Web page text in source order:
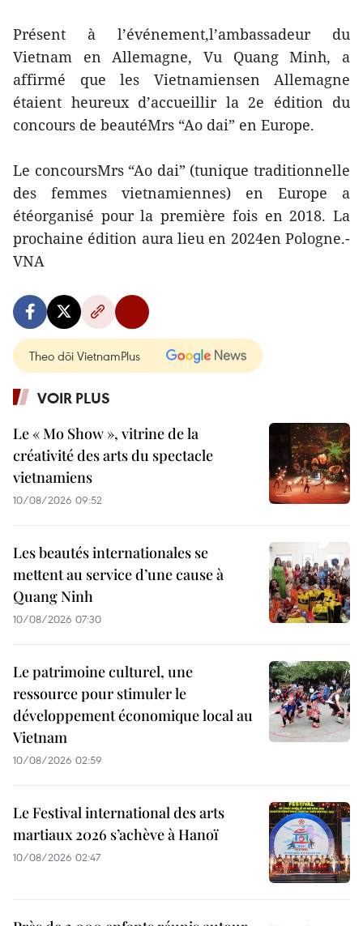
Présent à l’événement,l’ambassadeur du
Vietnam en Allemagne, Vu Quang Minh, a
affirmé que les Vietnamiensen Allemagne
étaient heureux d’accueillir la 2e édition du
concours de beautéMrs “Ao dai” en Europe.
Le concoursMrs “Ao dai” (tunique traditionnelle
des femmes vietnamiennes) en Europe a
étéorganisé pour la première fois en 2018. La
prochaine édition aura lieu en 2024en Pologne.-
VNA
Theo dõi VietnamPlus
VOIR PLUS
Le « Mo Show », vitrine de la
créativité des arts du spectacle
vietnamiens
10/08/2026 09:52
Les beautés internationales se
mettent au service d’une cause à
Quang Ninh
10/08/2026 07:30
Le patrimoine culturel, une
ressource pour stimuler le
développement économique local au
Vietnam
10/08/2026 02:59
Le Festival international des arts
martiaux 2026 s’achève à Hanoï
10/08/2026 02:47